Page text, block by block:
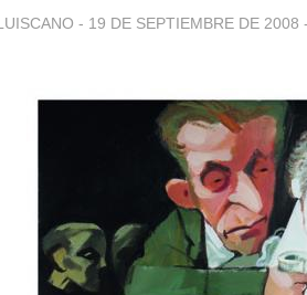
- 19 DE SEPTIEMBRE DE 2008